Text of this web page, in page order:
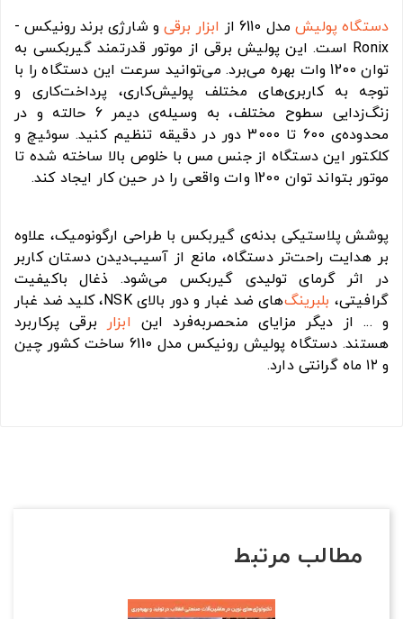
دستگاه پولیشمدل 6110 از ابزار برقیو شارژی برند رونیکس -
Ronix است. این پولیش برقی از موتور قدرتمند گیربکسی به
توان 1200 وات بهره می‌برد. می‌توانید سرعت این دستگاه را با
توجه به کاربری‌های مختلف پولیش‌کاری، پرداخت‌کاری و
زنگ‌زدایی سطوح مختلف، به وسیله‌ی دیمر 6 حالته و در
محدوده‌ی 600 تا 3000 دور در دقیقه تنظیم کنید. سوئیچ و
کلکتور این دستگاه از جنس مس با خلوص بالا ساخته شده تا
موتور بتواند توان 1200 وات واقعی را در حین کار ایجاد کند.
پوشش پلاستیکی بدنه‌ی گیربکس با طراحی ارگونومیک، علاوه
بر هدایت راحت‌تر دستگاه، مانع از آسیب‌دیدن دستان کاربر
در اثر گرمای تولیدی گیربکس می‌شود. ذغال باکیفیت
گرافیتی، بلبرینگ
‌های ضد غبار و دور بالای NSK، کلید ضد غبار
و ... از دیگر مزایای منحصربه‌فرد این ابزار
برقی پرکاربرد
هستند. دستگاه پولیش رونیکس مدل 6110 ساخت کشور چین
و ۱۲ ماه گرانتی دارد.
مطالب مرتبط